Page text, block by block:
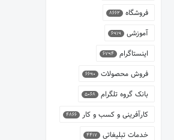
فروشگاه 8662
آموزشی 6919
اینستاگرام 6794
فروش محصولات 6690
بانک گروه تلگرام 5068
کارآفرینی و کسب و کار 4866
خدمات تبلیغاتی 4417